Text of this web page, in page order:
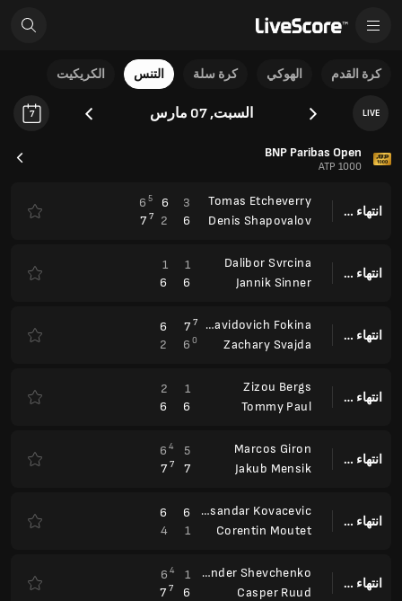
كرة القدم الهوكي كرة سلة التنس الكريكيت
LIVE السبت, 07 مارس 7
BNP Paribas Open
ATP 1000
انتهاء وقت المباراة
Tomas Etcheverry
Denis Shapovalov
3
6
6 5
6
2
7 7
انتهاء وقت المباراة
Dalibor Svrcina
Jannik Sinner
1
1
6
6
انتهاء وقت المباراة
Alejandro Davidovich Fokina
Zachary Svajda
7 7
6
6 0
2
انتهاء وقت المباراة
Zizou Bergs
Tommy Paul
1
2
6
6
انتهاء وقت المباراة
Marcos Giron
Jakub Mensik
5
6 4
7
7 7
انتهاء وقت المباراة
Aleksandar Kovacevic
Corentin Moutet
6
6
1
4
انتهاء وقت المباراة
Alexander Shevchenko
Casper Ruud
1
6 4
6
7 7